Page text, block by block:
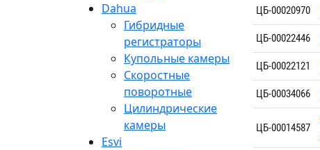
Dahua
Гибридные
регистраторы
Купольные камеры
Скоростные
поворотные
Цилиндрические
камеры
Esvi
ЦБ-00020970
ЦБ-00022446
ЦБ-00022121
ЦБ-00034066
ЦБ-00014587